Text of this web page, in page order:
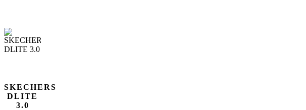
SKECHERS
DLITE
3.0